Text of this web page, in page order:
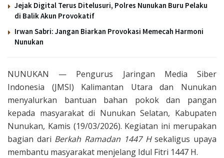
Jejak Digital Terus Ditelusuri, Polres Nunukan Buru Pelaku
di Balik Akun Provokatif
Irwan Sabri: Jangan Biarkan Provokasi Memecah Harmoni
Nunukan
NUNUKAN — Pengurus Jaringan Media Siber
Indonesia (JMSI) Kalimantan Utara dan Nunukan
menyalurkan bantuan bahan pokok dan pangan
kepada masyarakat di Nunukan Selatan, Kabupaten
Nunukan, Kamis (19/03/2026). Kegiatan ini merupakan
bagian dari Berkah Ramadan 1447 Hsekaligus upaya
membantu masyarakat menjelang Idul Fitri 1447 H.